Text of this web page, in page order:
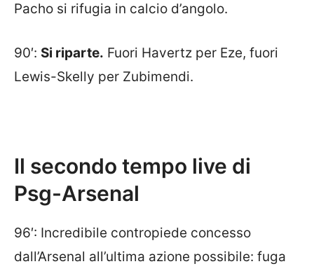
Pacho si rifugia in calcio d’angolo.
90′: Si riparte. Fuori Havertz per Eze, fuori
Lewis-Skelly per Zubimendi.
Il secondo tempo live di
Psg-Arsenal
96′: Incredibile contropiede concesso
dall’Arsenal all’ultima azione possibile: fuga